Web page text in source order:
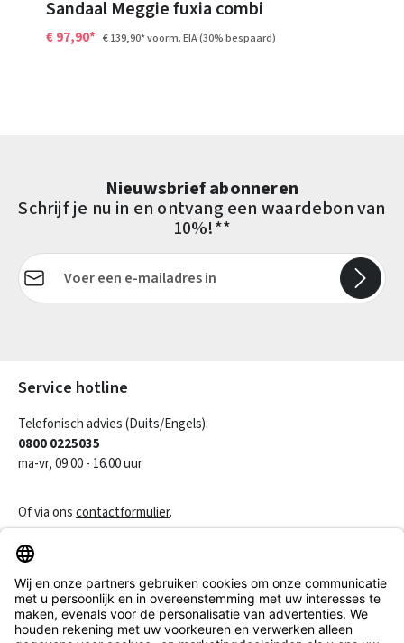
Sandaal Meggie fuxia combi
€ 97,90* € 139,90*voorm. EIA(30% bespaard)
Nieuwsbrief abonneren
Schrijf je nu in en ontvang een waardebon van
10%!**
E-mailadres*
Service hotline
Telefonisch advies (Duits/Engels):
0800 0225035
ma-vr, 09.00 - 16.00 uur
Of via onscontactformulier.
Klantenservice